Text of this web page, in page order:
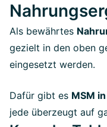
Als bewährtes
gezielt in den oben
eingesetzt werden.
Dafür gibt es MSM
jede überzeugt auf